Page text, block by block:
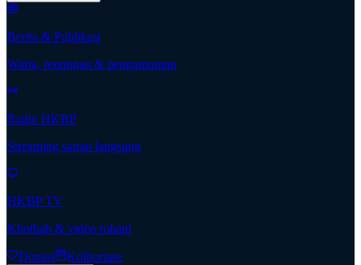
Berita & Publikasi
Warta, renungan & pengumuman
Radio HKBP
Streaming siaran langsung
HKBP TV
Khotbah & video rohani
Donasi Kolportase